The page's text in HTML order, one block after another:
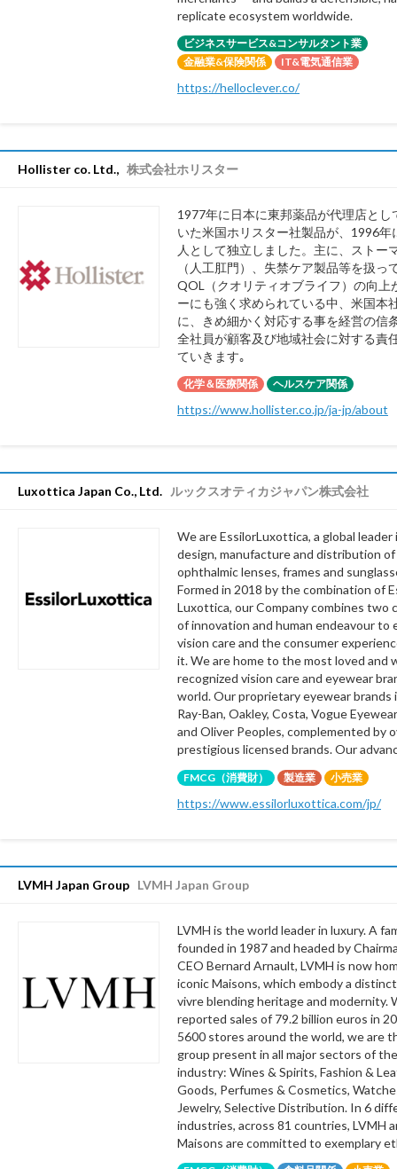
replicate ecosystem worldwide.
ビジネスサービス&コンサルタント業
金融業&保険関係
IT&電気通信業
https://helloclever.co/
Hollister co. Ltd., 株式会社ホリスター
1977年に日本に東邦薬品が代理店とし
いた米国ホリスター社製品が、1996年
人として独立しました。主に、ストー
（人工肛門）、失禁ケア製品等を扱っ
QOL（クオリティオブライフ）の向上
ーにも強く求められている中、米国本
に、きめ細かく対応する事を経営の信
全社員が顧客及び地域社会に対する責
ていきます｡
化学＆医療関係 ヘルスケア関係
https://www.hollister.co.jp/ja-jp/about
Luxottica Japan Co., Ltd. ルックスオティカジャパン株式会社
We are EssilorLuxottica, a global leader
design, manufacture and distribution of
ophthalmic lenses, frames and
Formed in 2018 by the combination of
Luxottica, our Company combines two
of innovation and human endeavour to
vision care and the consumer
it. We are home to the most loved and
recognized vision care and eyewear
world. Our proprietary eyewear brands
Ray-Ban, Oakley, Costa, Vogue
and Oliver Peoples, complemented by
prestigious licensed brands. Our
FMCG（消費財） 製造業 小売業
https://www.essilorluxottica.com/jp/
LVMH Japan Group LVMH Japan Group
LVMH is the world leader in luxury. A
founded in 1987 and headed by
CEO Bernard Arnault, LVMH is now
iconic Maisons, which embody a
vivre blending heritage and modernity.
reported sales of 79.2 billion euros in
5600 stores around the world, we are
group present in all major sectors of
industry: Wines & Spirits, Fashion &
Goods, Perfumes & Cosmetics,
Jewelry, Selective Distribution. In 6
industries, across 81 countries, LVMH
Maisons are committed to exemplary